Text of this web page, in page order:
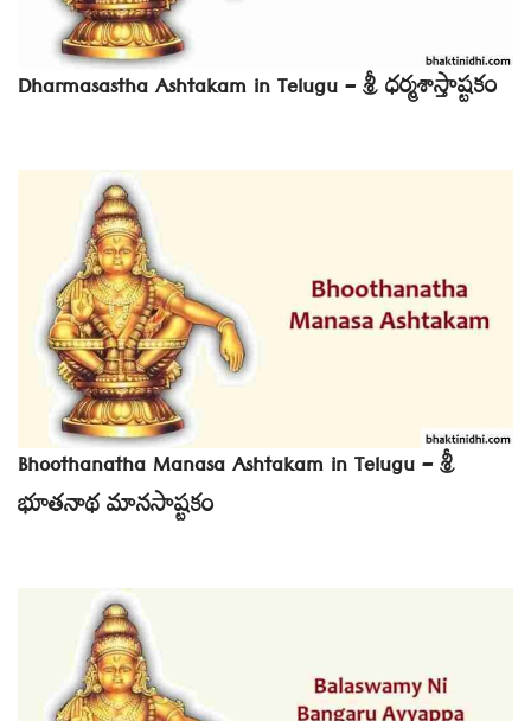
Dharmasastha Ashtakam in Telugu – శ్రీ ధర్మశాస్తాష్టకం
Bhoothanatha Manasa Ashtakam in Telugu – శ్రీ
భూతనాథ మానసాష్టకం